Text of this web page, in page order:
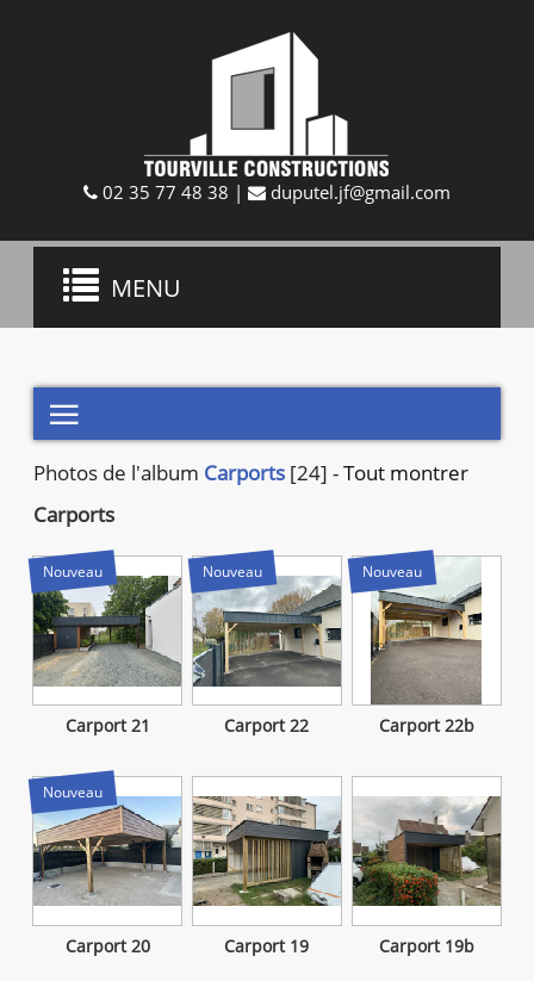
02 35 77 48 38 | duputel.jf@gmail.com
MENU

Photos de l'album Carports [24] -Tout montrer
Carports
Nouveau
Carport 21
Nouveau
Carport 22
Nouveau
Carport 22b
Nouveau
Carport 20 Carport 19 Carport 19b